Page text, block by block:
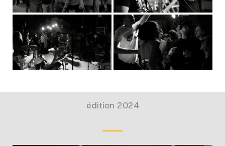
édition 2024